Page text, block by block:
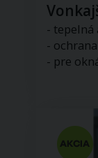
- tepelná
-
- pre